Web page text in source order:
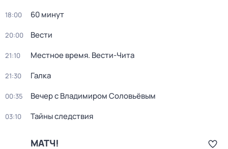
18:00 60 минут
20:00 Вести
21:10 Местное время. Вести-Чита
21:30 Галка
00:35 Вечер с Владимиром Соловьёвым
03:10 Тайны следствия
МАТЧ!